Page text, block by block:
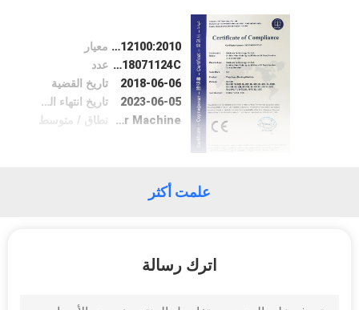
PRIVACY
معيار EN ISO 12100:2010
عدد ZKT-2018071124C
تاريخ القضية
2018-06-06
تاريخ انتهاء الصلاحية
2023-06-05
نطاق / متوسط
Laser Machine
علمت أكثر
اترك رسالة